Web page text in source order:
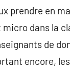
prendre en
dans la
de
encore,